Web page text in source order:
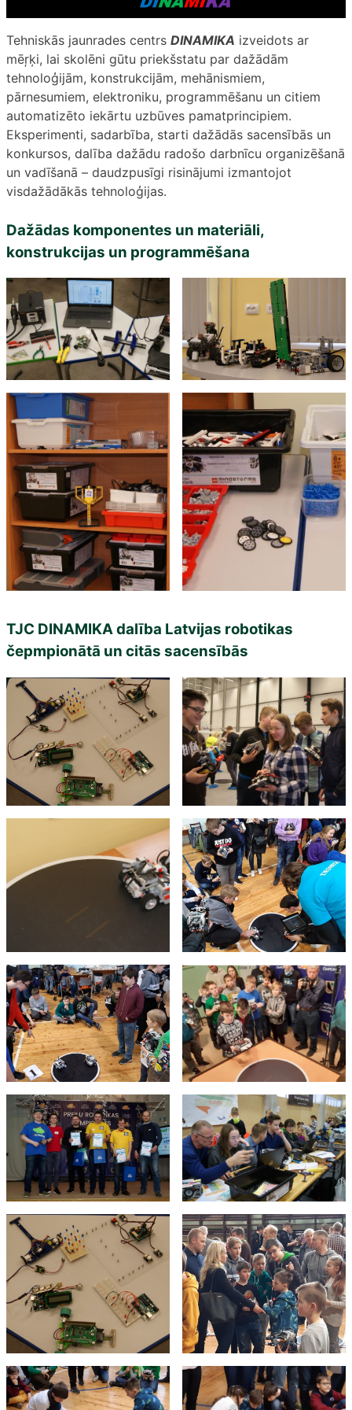
Tehniskās jaunrades centrs DINAMIKA izveidots ar
mēŗķi, lai skolēni gūtu priekšstatu par dažādām
tehnoloģijām, konstrukcijām, mehānismiem,
pārnesumiem, elektroniku, programmēšanu un citiem
automatizēto iekārtu uzbūves pamatprincipiem.
Eksperimenti, sadarbība, starti dažādās sacensībās un
konkursos, dalība dažādu radošo darbnīcu organizēšanā
un vadīšanā – daudzpusīgi risinājumi izmantojot
visdažādākās tehnoloģijas.
Dažādas komponentes un materiāli,
konstrukcijas un programmēšana
TJC DINAMIKA dalība Latvijas robotikas
čepmpionātā un citās sacensībās